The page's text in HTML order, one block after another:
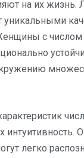
на их жизнь.
уникальными
с числом
интуитивность.
легко